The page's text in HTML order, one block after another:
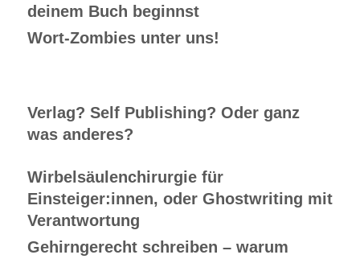
deinem Buch beginnst
Wort-Zombies unter uns!
Verlag? Self Publishing? Oder ganz
was anderes?
Wirbelsäulenchirurgie für
Einsteiger:innen, oder Ghostwriting mit
Verantwortung
Gehirngerecht schreiben – warum